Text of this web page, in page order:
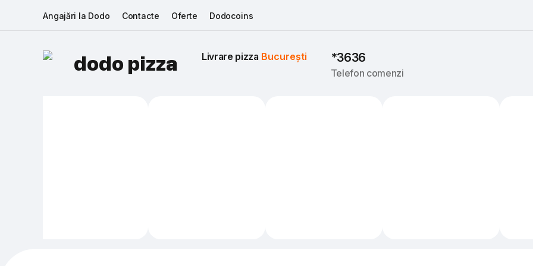
Angajări la Dodo Contacte Oferte Dodocoins
dodo pizza Livrare pizza București *3636
Telefon comenzi